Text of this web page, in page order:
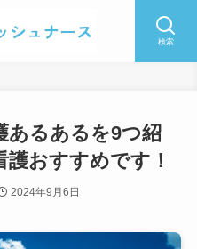
検索
あるあるを9つ紹
護おすすめです！
2024年9月6日